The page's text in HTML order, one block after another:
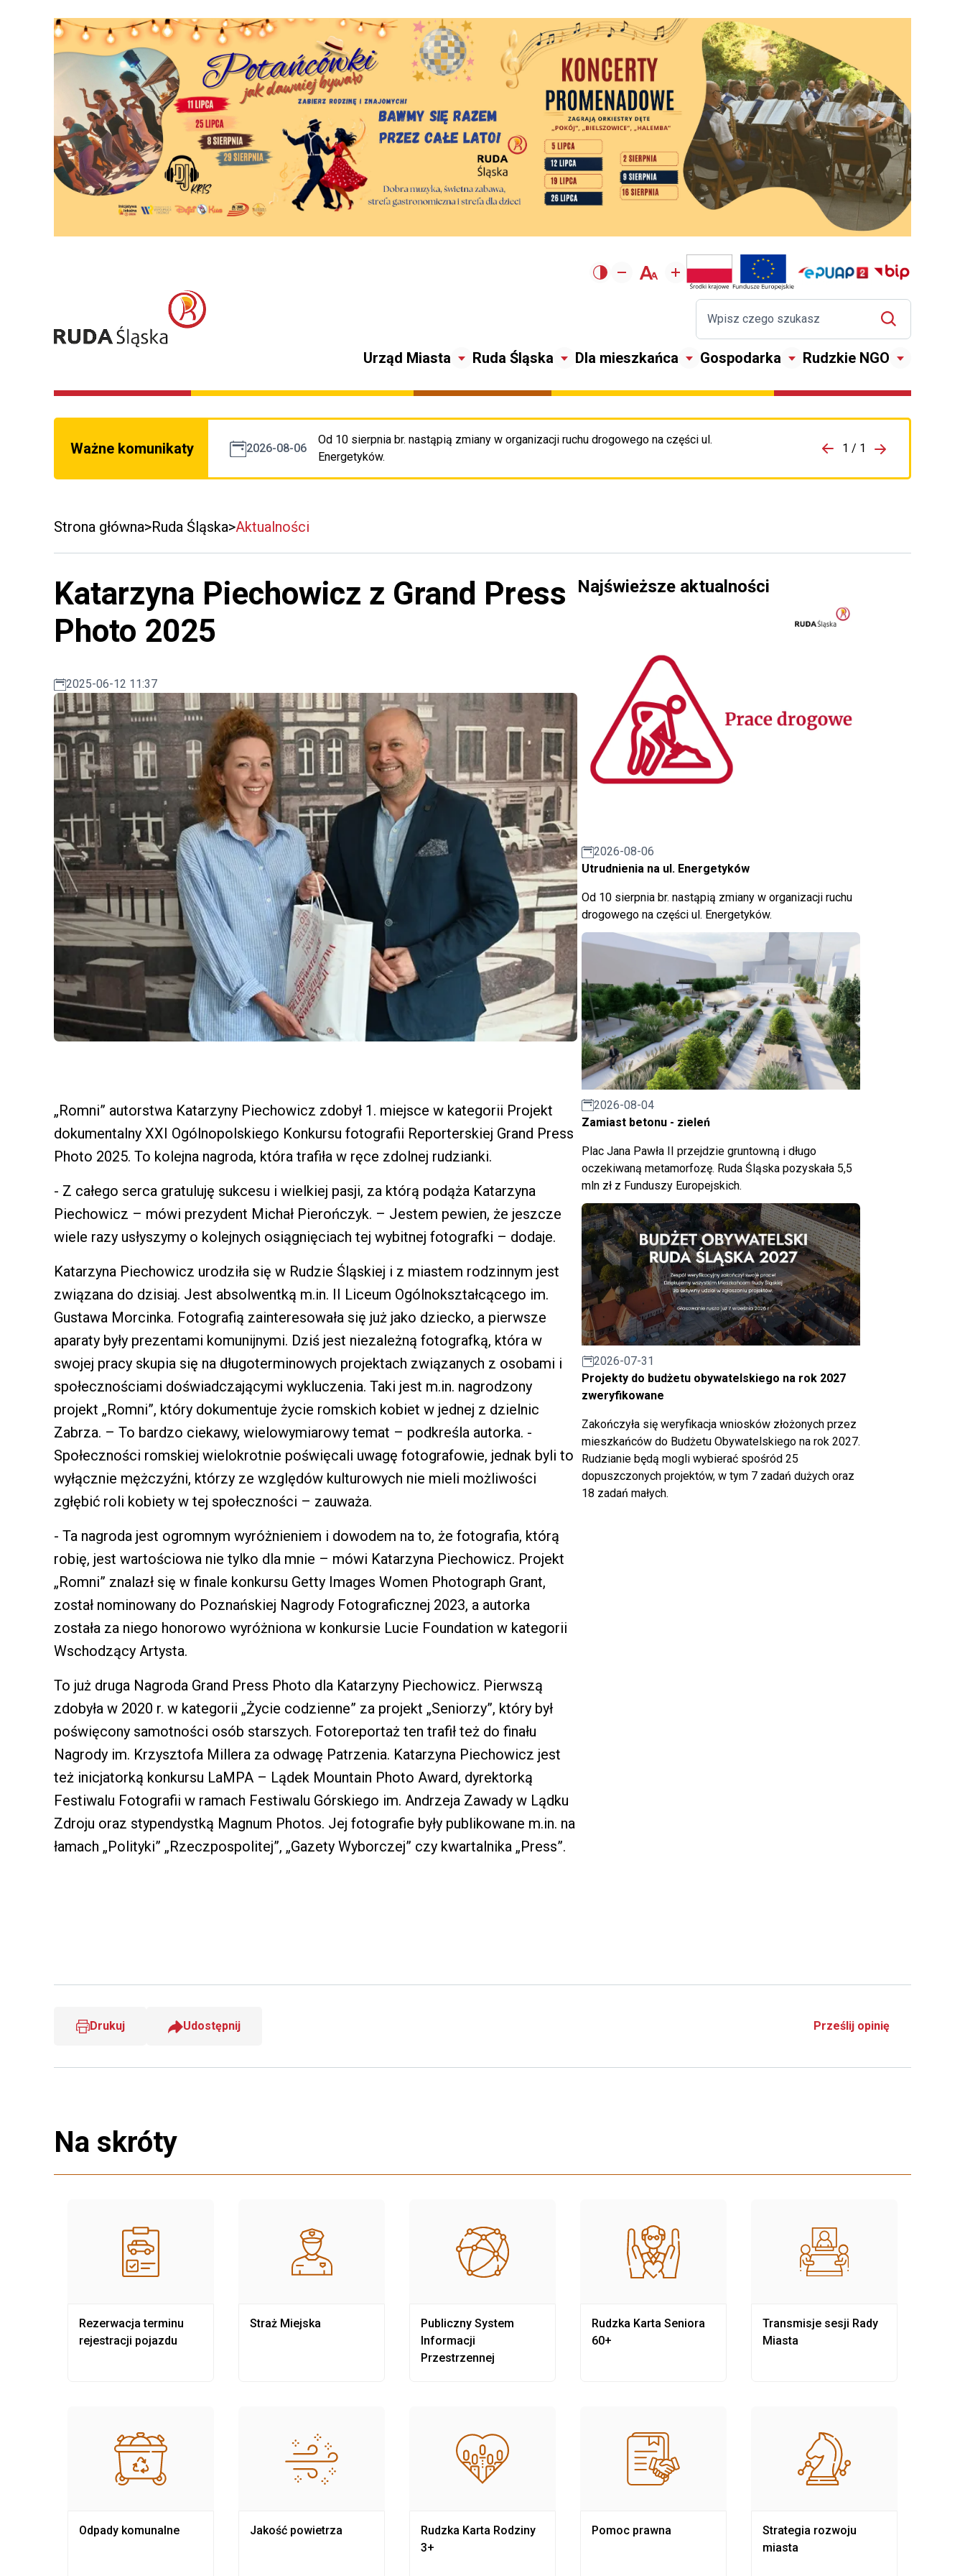
Urząd Miasta Ruda Śląska Dla mieszkańca Gospodarka Rudzkie NGO
Ważne komunikaty 2026-08-06
Od 10 sierpnia br. nastąpią zmiany w organizacji ruchu drogowego na części ul.
Energetyków.
Przejdź do porzpedniego komunikatu 1 / 1
Przejdź do
Strona główna Ruda Śląska Aktualności
Katarzyna Piechowicz z Grand Press
Photo 2025
2025-06-12 11:37
„Romni” autorstwa Katarzyny Piechowicz zdobył 1. miejsce w kategorii Projekt
dokumentalny XXI Ogólnopolskiego Konkursu fotografii Reporterskiej Grand Press
Photo 2025. To kolejna nagroda, która trafiła w ręce zdolnej rudzianki.
- Z całego serca gratuluję sukcesu i wielkiej pasji, za którą podąża Katarzyna
Piechowicz – mówi prezydent Michał Pierończyk. – Jestem pewien, że jeszcze
wiele razy usłyszymy o kolejnych osiągnięciach tej wybitnej fotografki – dodaje.
Katarzyna Piechowicz urodziła się w Rudzie Śląskiej i z miastem rodzinnym jest
związana do dzisiaj. Jest absolwentką m.in. II Liceum Ogólnokształcącego im.
Gustawa Morcinka. Fotografią zainteresowała się już jako dziecko, a pierwsze
aparaty były prezentami komunijnymi. Dziś jest niezależną fotografką, która w
swojej pracy skupia się na długoterminowych projektach związanych z osobami i
społecznościami doświadczającymi wykluczenia. Taki jest m.in. nagrodzony
projekt „Romni”, który dokumentuje życie romskich kobiet w jednej z dzielnic
Zabrza. – To bardzo ciekawy, wielowymiarowy temat – podkreśla autorka. -
Społeczności romskiej wielokrotnie poświęcali uwagę fotografowie, jednak byli to
wyłącznie mężczyźni, którzy ze względów kulturowych nie mieli możliwości
zgłębić roli kobiety w tej społeczności – zauważa.
- Ta nagroda jest ogromnym wyróżnieniem i dowodem na to, że fotografia, którą
robię, jest wartościowa nie tylko dla mnie – mówi Katarzyna Piechowicz. Projekt
„Romni” znalazł się w finale konkursu Getty Images Women Photograph Grant,
został nominowany do Poznańskiej Nagrody Fotograficznej 2023, a autorka
została za niego honorowo wyróżniona w konkursie Lucie Foundation w kategorii
Wschodzący Artysta.
To już druga Nagroda Grand Press Photo dla Katarzyny Piechowicz. Pierwszą
zdobyła w 2020 r. w kategorii „Życie codzienne” za projekt „Seniorzy”, który był
poświęcony samotności osób starszych. Fotoreportaż ten trafił też do finału
Nagrody im. Krzysztofa Millera za odwagę Patrzenia. Katarzyna Piechowicz jest
też inicjatorką konkursu LaMPA – Lądek Mountain Photo Award, dyrektorką
Festiwalu Fotografii w ramach Festiwalu Górskiego im. Andrzeja Zawady w Lądku
Zdroju oraz stypendystką Magnum Photos. Jej fotografie były publikowane m.in. na
łamach „Polityki” „Rzeczpospolitej”, „Gazety Wyborczej” czy kwartalnika „Press”.
Najświeższe aktualności
2026-08-06
Utrudnienia na ul. Energetyków
Od 10 sierpnia br. nastąpią zmiany w organizacji ruchu
drogowego na części ul. Energetyków.
2026-08-04
Zamiast betonu - zieleń
Plac Jana Pawła II przejdzie gruntowną i długo
oczekiwaną metamorfozę. Ruda Śląska pozyskała 5,5
mln zł z Funduszy Europejskich.
2026-07-31
Projekty do budżetu obywatelskiego na rok 2027
zweryfikowane
Zakończyła się weryfikacja wniosków złożonych przez
mieszkańców do Budżetu Obywatelskiego na rok 2027.
Rudzianie będą mogli wybierać spośród 25
dopuszczonych projektów, w tym 7 zadań dużych oraz
18 zadań małych.
Drukuj Udostępnij Prześlij opinię
Na skróty
Rezerwacja terminu
rejestracji pojazdu
Odpady komunalne
Straż Miejska
Jakość powietrza
Publiczny System
Informacji
Przestrzennej
Rudzka Karta Rodziny
3+
Rudzka Karta Seniora
60+
Pomoc prawna
Transmisje sesji Rady
Miasta
Strategia rozwoju
miasta